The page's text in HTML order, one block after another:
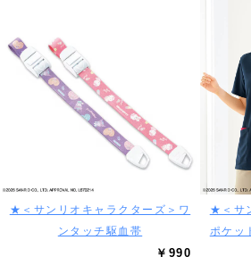
★＜サンリオキャラクターズ＞ワ
ンタッチ駆血帯
￥990
★＜サ
ポケッ